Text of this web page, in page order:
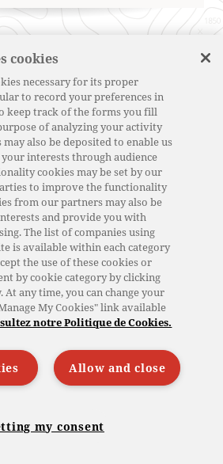
à la Tomme à l’ail
Pochat & fils
et convivial qui fera
à l’ail des ours à tous vos
cookies
necessary for its proper
to record your preferences in
keep track of the forms you fill
of analyzing your activity
also be deposited to enable us
interests through audience
cookies may be set by our
to improve the functionality
from our partners may also be
and provide you with
The list of companies using
is available within each category
the use of these cookies or
by cookie category by clicking
any time, you can change your
My Cookies" link available
notre Politique de Cookies.
Allow and close
my consent